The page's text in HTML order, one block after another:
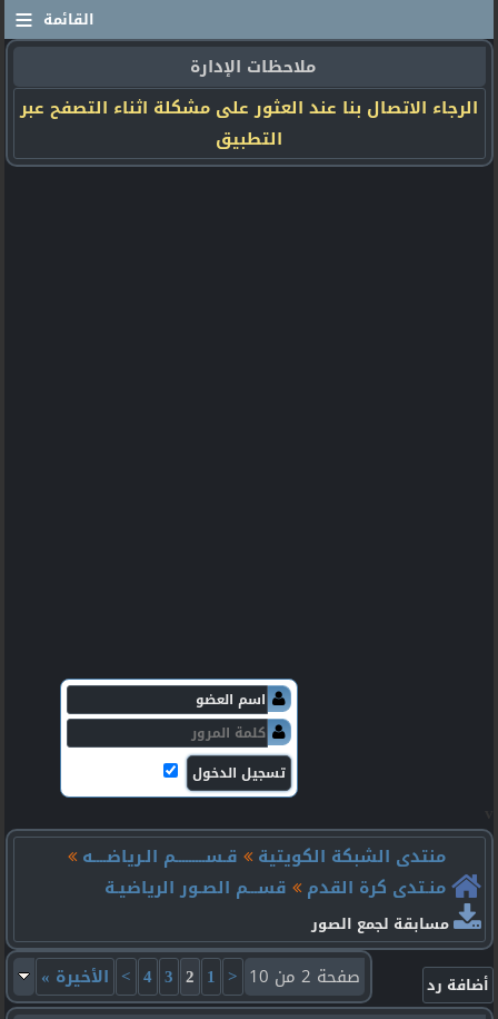
≡ القائمة
ملاحظات الإدارة
الرجاء الاتصال بنا عند العثور على مشكلة اثناء التصفح عبر
التطبيق
منتدى الشبكة الكويتية
قـســـــــــم الـرياضــــه
منـتدى كرة القدم
قســـم الصـور الرياضيـة
مسابقة لجمع الصور
صفحة 2 من 10 <
1
2
3
4
> الأخيرة »